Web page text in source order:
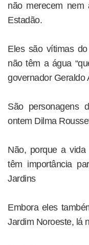
não merecem
Estadão.
Eles são vítimas
não têm a água
governador Geraldo
São personagens
ontem Dilma
Não, porque a
têm importância
Jardins
Embora eles
Jardim Noroeste, lá